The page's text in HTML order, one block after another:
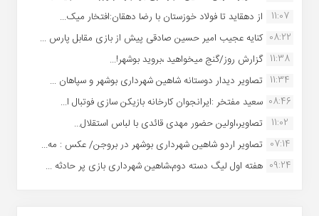
11:07
از دهقاید تا فولاد خوزستان با رضا دهقان:افتخار میک...
08:22 کنایه عجیب امیر حسین صادقی پیش از بازی مقابل پارس ...
11:38 گزارش روز/گنج میخواهید ،بروید بوشهر!...
11:34 تصاویر دیدار دوستانه شاهین شهردارى بوشهر و سپاهان ...
08:46 سعید مفتخر :ایرانجوان کارخانه بازیکن سازی فوتبال ا...
11:02
تصاویر،اولین حضور مهدی قائدی با لباس استقلال...
07:14 تصاویر اردو شاهین شهرداری بوشهر در بروجن/ عکس : مه...
09:24 هفته اول لیگ دسته دوم،شاهین شهرداری بازی پر حادثه ...